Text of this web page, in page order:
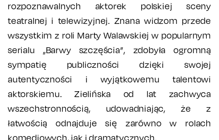
rozpoznawalnych aktorek polskiej sceny
teatralnej i telewizyjnej. Znana widzom przede
wszystkim z roli Marty Walawskiej w popularnym
serialu „Barwy szczęścia”, zdobyła ogromną
sympatię publiczności dzięki swojej
autentyczności i wyjątkowemu talentowi
aktorskiemu. Zielińska od lat zachwyca
wszechstronnością, udowadniając, że z
łatwością odnajduje się zarówno w rolach
komediowych, jak i dramatycznych.